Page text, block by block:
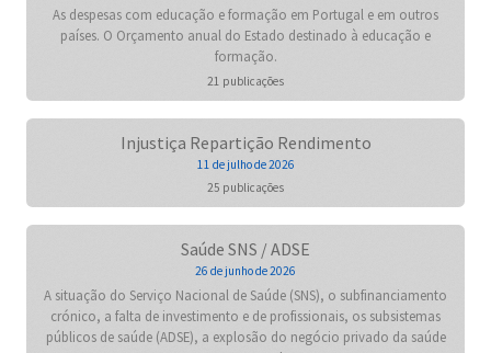
As despesas com educação e formação em Portugal e em outros
países. O Orçamento anual do Estado destinado à educação e
formação.
21 publicações
Injustiça Repartição Rendimento
11 de julho de 2026
25 publicações
Saúde SNS / ADSE
26 de junho de 2026
A situação do Serviço Nacional de Saúde (SNS), o subfinanciamento
crónico, a falta de investimento e de profissionais, os subsistemas
públicos de saúde (ADSE), a explosão do negócio privado da saúde